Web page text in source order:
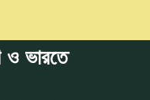
ও ভারতে